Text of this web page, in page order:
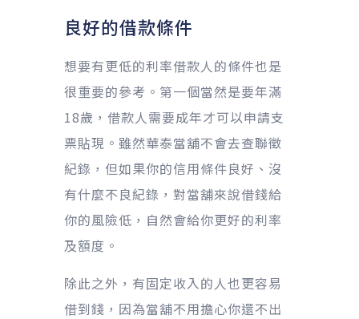
良好的借款條件
想要有更低的利率借款人的條件也是
很重要的參考。第一個當然是要年滿
18歲，借款人需要成年才可以申請支
票貼現。雖然華泰當舖不會去查聯徵
紀錄，但如果你的信用條件良好、沒
有什麼不良紀錄，對當舖來說借錢給
你的風險低，自然會給你更好的利率
及額度。
除此之外，有固定收入的人也更容易
借到錢，因為當舖不用擔心你還不出